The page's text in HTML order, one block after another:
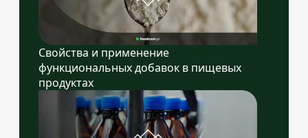
Свойства и применение
функциональных добавок в пищевых
продуктах